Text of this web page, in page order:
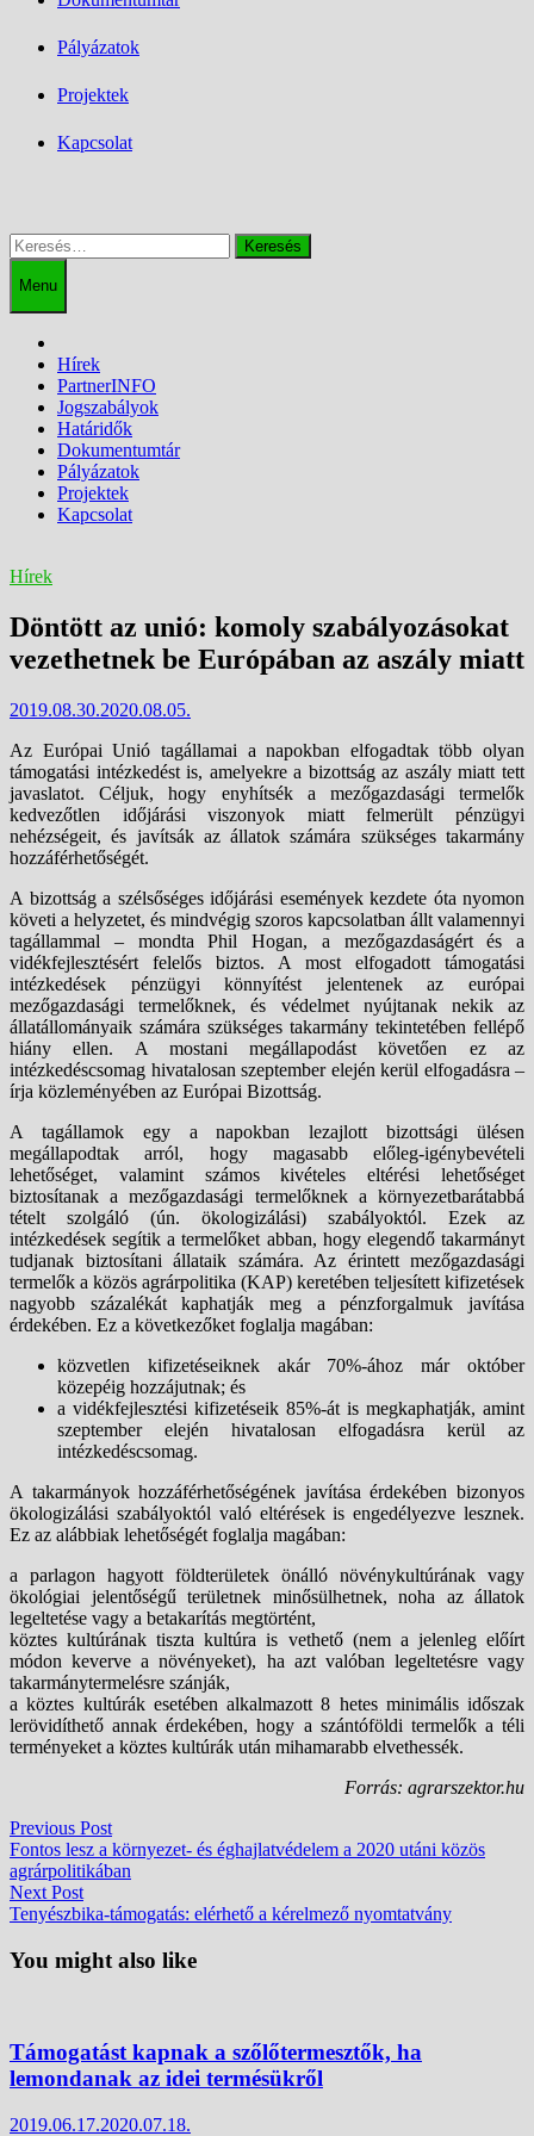
Pályázatok
Projektek
Kapcsolat
Keresés:
Menu
Hírek
PartnerINFO
Jogszabályok
Határidők
Dokumentumtár
Pályázatok
Projektek
Kapcsolat
Hírek
Döntött az unió: komoly szabályozásokat
vezethetnek be Európában az aszály miatt
2019.08.30.2020.08.05.
Az Európai Unió tagállamai a napokban elfogadtak több olyan
támogatási intézkedést is, amelyekre a bizottság az aszály miatt tett
javaslatot. Céljuk, hogy enyhítsék a mezőgazdasági termelők
kedvezőtlen időjárási viszonyok miatt felmerült pénzügyi
nehézségeit, és javítsák az állatok számára szükséges takarmány
hozzáférhetőségét.
A bizottság a szélsőséges időjárási események kezdete óta nyomon
követi a helyzetet, és mindvégig szoros kapcsolatban állt valamennyi
tagállammal – mondta Phil Hogan, a mezőgazdaságért és a
vidékfejlesztésért felelős biztos. A most elfogadott támogatási
intézkedések pénzügyi könnyítést jelentenek az európai
mezőgazdasági termelőknek, és védelmet nyújtanak nekik az
állatállományaik számára szükséges takarmány tekintetében fellépő
hiány ellen. A mostani megállapodást követően ez az
intézkedéscsomag hivatalosan szeptember elején kerül elfogadásra –
írja közleményében az Európai Bizottság.
A tagállamok egy a napokban lezajlott bizottsági ülésen
megállapodtak arról, hogy magasabb előleg-igénybevételi
lehetőséget, valamint számos kivételes eltérési lehetőséget
biztosítanak a mezőgazdasági termelőknek a környezetbarátabbá
tételt szolgáló (ún. ökologizálási) szabályoktól. Ezek az
intézkedések segítik a termelőket abban, hogy elegendő takarmányt
tudjanak biztosítani állataik számára. Az érintett mezőgazdasági
termelők a közös agrárpolitika (KAP) keretében teljesített kifizetések
nagyobb százalékát kaphatják meg a pénzforgalmuk javítása
érdekében. Ez a következőket foglalja magában:
közvetlen kifizetéseiknek akár 70%-ához már október
közepéig hozzájutnak; és
a vidékfejlesztési kifizetéseik 85%-át is megkaphatják, amint
szeptember elején hivatalosan elfogadásra kerül az
intézkedéscsomag.
A takarmányok hozzáférhetőségének javítása érdekében bizonyos
ökologizálási szabályoktól való eltérések is engedélyezve lesznek.
Ez az alábbiak lehetőségét foglalja magában:
a parlagon hagyott földterületek önálló növénykultúrának vagy
ökológiai jelentőségű területnek minősülhetnek, noha az állatok
legeltetése vagy a betakarítás megtörtént,
köztes kultúrának tiszta kultúra is vethető (nem a jelenleg előírt
módon keverve a növényeket), ha azt valóban legeltetésre vagy
takarmánytermelésre szánják,
a köztes kultúrák esetében alkalmazott 8 hetes minimális időszak
lerövidíthető annak érdekében, hogy a szántóföldi termelők a téli
terményeket a köztes kultúrák után mihamarabb elvethessék.
Forrás: agrarszektor.hu
Bejegyzés
navigáció
Previous PostPrevious
post:
Fontos lesz a környezet- és éghajlatvédelem a 2020 utáni közös
agrárpolitikában
Next PostNext
post:
Tenyészbika-támogatás: elérhető a kérelmező nyomtatvány
You might also like
Támogatást kapnak a szőlőtermesztők, ha
lemondanak az idei termésükről
2019.06.17.2020.07.18.